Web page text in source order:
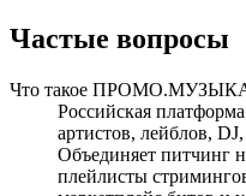
Частые вопросы
Что такое
Российская
артистов, лейблов,
Объединяет питчинг
плейлисты